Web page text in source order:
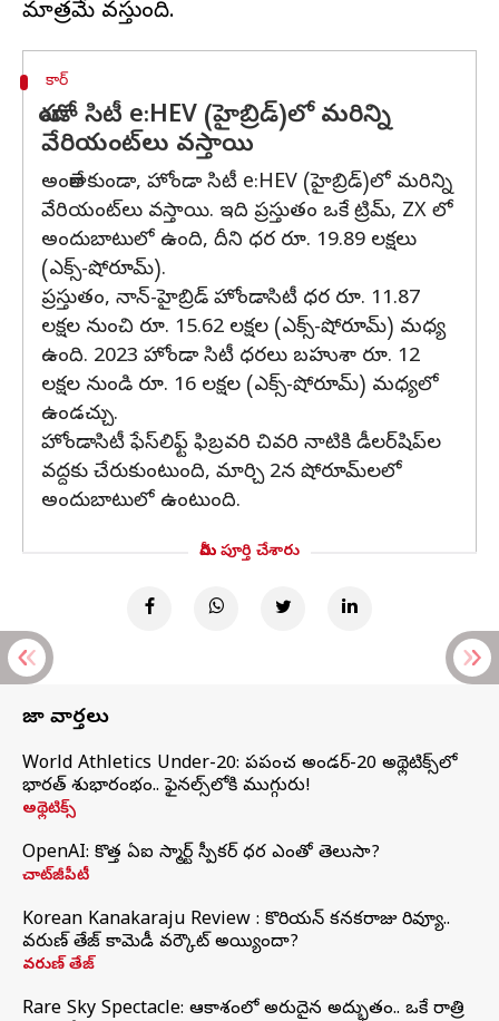
కార్
హోండా సిటీ e:HEV (హైబ్రిడ్)లో మరిన్ని
వేరియంట్‌లు వస్తాయి
అంతేకాకుండా, హోండా సిటీ e:HEV (హైబ్రిడ్)లో మరిన్ని
వేరియంట్‌లు వస్తాయి. ఇది ప్రస్తుతం ఒకే ట్రిమ్, ZX లో
అందుబాటులో ఉంది, దీని ధర రూ. 19.89 లక్షలు
(ఎక్స్-షోరూమ్).
ప్రస్తుతం, నాన్-హైబ్రిడ్ హోండాసిటీ ధర రూ. 11.87
లక్షల నుంచి రూ. 15.62 లక్షల (ఎక్స్-షోరూమ్) మధ్య
ఉంది. 2023 హోండా సిటీ ధరలు బహుశా రూ. 12
లక్షల నుండి రూ. 16 లక్షల (ఎక్స్-షోరూమ్) మధ్యలో
ఉండచ్చు.
హోండాసిటీ ఫేస్‌లిఫ్ట్ ఫిబ్రవరి చివరి నాటికి డీలర్‌షిప్‌ల
వద్దకు చేరుకుంటుంది, మార్చి 2న షోరూమ్‌లలో
అందుబాటులో ఉంటుంది.
మీరు పూర్తి చేశారు
తాజా వార్తలు
World Athletics Under-20: ప్రపంచ అండర్-20 అథ్లెటిక్స్‌లో
భారత్‌ శుభారంభం.. ఫైనల్స్‌లోకి ముగ్గురు!
అథ్లెటిక్స్
OpenAI: కొత్త ఏఐ స్మార్ట్ స్పీకర్ ధర ఎంతో తెలుసా?
చాట్‌జీపీటీ
Korean Kanakaraju Review : కొరియన్ కనకరాజు రివ్యూ..
వరుణ్ తేజ్ కామెడీ వర్కౌట్ అయ్యిందా?
వరుణ్ తేజ్
Rare Sky Spectacle: ఆకాశంలో అరుదైన అద్భుతం.. ఒకే రాత్రి